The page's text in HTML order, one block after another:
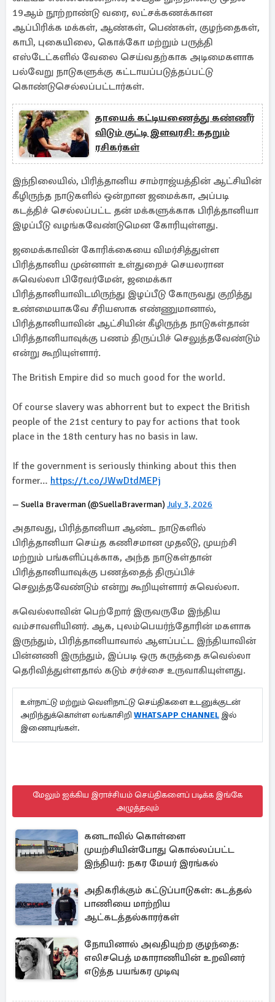
19ஆம் நூற்றாண்டு வரை, லட்சக்கணக்கான
ஆப்பிரிக்க மக்கள், ஆண்கள், பெண்கள், குழந்தைகள்,
காபி, புகையிலை, கொக்கோ மற்றும் பருத்தி
எஸ்டேட்களில் வேலை செய்வதற்காக அடிமைகளாக
பல்வேறு நாடுகளுக்கு கட்டாயப்படுத்தப்பட்டு
கொண்டுசெல்லப்பட்டார்கள்.
தாயைக் கட்டியணைத்து கண்ணீர்
விடும் குட்டி இளவரசி: கதறும்
ரசிகர்கள்
இந்நிலையில், பிரித்தானிய சாம்ராஜ்யத்தின் ஆட்சியின்
கீழிருந்த நாடுகளில் ஒன்றான ஜமைக்கா, அப்படி
கடத்திச் செல்லப்பட்ட தன் மக்களுக்காக பிரித்தானியா
இழப்பீடு வழங்கவேண்டுமென கோரியுள்ளது.
ஜமைக்காவின் கோரிக்கையை விமர்சித்துள்ள
பிரித்தானிய முன்னாள் உள்துறைச் செயலரான
சுவெல்லா பிரேவர்மேன், ஜமைக்கா
பிரித்தானியாவிடமிருந்து இழப்பீடு கோருவது குறித்து
உண்மையாகவே சீரியஸாக எண்ணுமானால்,
பிரித்தானியாவின் ஆட்சியின் கீழிருந்த நாடுகள்தான்
பிரித்தானியாவுக்கு பணம் திருப்பிச் செலுத்தவேண்டும்
என்று கூறியுள்ளார்.
The British Empire did so much good for the world.
Of course slavery was abhorrent but to expect the British
people of the 21st century to pay for actions that took
place in the 18th century has no basis in law.
If the government is seriously thinking about this then
former… https://t.co/JWwDtdMEPj
— Suella Braverman (@SuellaBraverman) July 3, 2026
அதாவது, பிரித்தானியா ஆண்ட நாடுகளில்
பிரித்தானியா செய்த கணிசமான முதலீடு, முயற்சி
மற்றும் பங்களிப்புக்காக, அந்த நாடுகள்தான்
பிரித்தானியாவுக்கு பணத்தைத் திருப்பிச்
செலுத்தவேண்டும் என்று கூறியுள்ளார் சுவெல்லா.
சுவெல்லாவின் பெற்றோர் இருவருமே இந்திய
வம்சாவளியினர். ஆக, புலம்பெயர்ந்தோரின் மகளாக
இருந்தும், பிரித்தானியாவால் ஆளப்பட்ட இந்தியாவின்
பின்னணி இருந்தும், இப்படி ஒரு கருத்தை சுவெல்லா
தெரிவித்துள்ளதால் கடும் சர்ச்சை உருவாகியுள்ளது.
உள்நாட்டு மற்றும் வெளிநாட்டு செய்திகளை உடனுக்குடன்
அறிந்துக்கொள்ள லங்காசிறி WHATSAPP CHANNEL இல்
இணையுங்கள்.
மேலும் ஐக்கிய இராச்சியம் செய்திகளைப் படிக்க இங்கே
அழுத்தவும்
கனடாவில் கொள்ளை
முயற்சியின்போது கொல்லப்பட்ட
இந்தியர்: நகர மேயர் இரங்கல்
அதிகரிக்கும் கட்டுப்பாடுகள்: கடத்தல்
பாணியை மாற்றிய
ஆட்கடத்தல்காரர்கள்
நோயினால் அவதியுற்ற குழந்தை:
எலிசபெத் மகாராணியின் உறவினர்
எடுத்த பயங்கர முடிவு